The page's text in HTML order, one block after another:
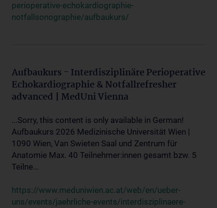
perioperative-echokardiographie-
notfallsonographie/aufbaukurs/
Aufbaukurs - Interdisziplinäre Perioperative
Echokardiographie & Notfallrefresher
advanced | MedUni Vienna
...Sorry, this content is only available in German!
Aufbaukurs 2026 Medizinische Universität Wien |
1090 Wien, Van Swieten Saal und Zentrum für
Anatomie Max. 40 Teilnehmer:innen gesamt bzw. 5
Teilne...
https://www.meduniwien.ac.at/web/en/ueber-
uns/events/jaehrliche-events/interdisziplinaere-